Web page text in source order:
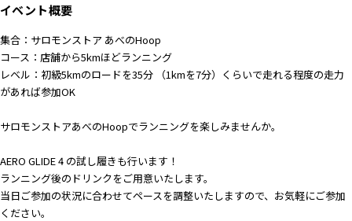
イベント概要
集合：サロモンストア あべのHoop
コース：店舗から5kmほどランニング
レベル：初級5kmのロードを35分 （1kmを7分）くらいで走れる程度の走力
があれば参加OK
サロモンストアあべのHoopでランニングを楽しみませんか。
AERO GLIDE 4 の試し履きも行います！
ランニング後のドリンクをご用意いたします。
当日ご参加の状況に合わせてペースを調整いたしますので、お気軽にご参加
ください。